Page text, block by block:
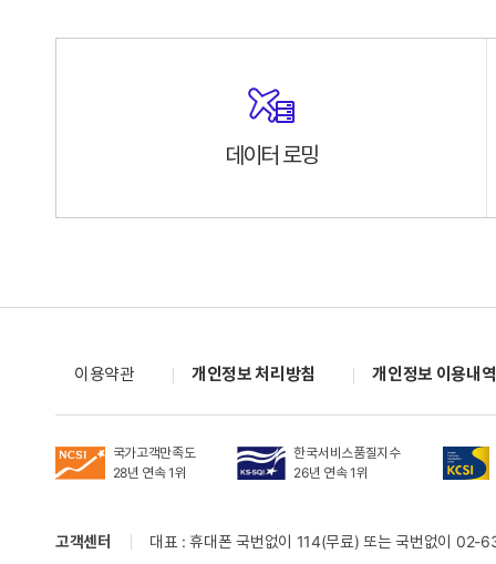
데이터 로밍
이용약관 개인정보 처리방침 개인정보 이용내역
국가고객만족도
28년 연속 1위
한국서비스품질지수
26년 연속 1위
고객센터
대표 : 휴대폰 국번없이 114(무료) 또는 국번없이